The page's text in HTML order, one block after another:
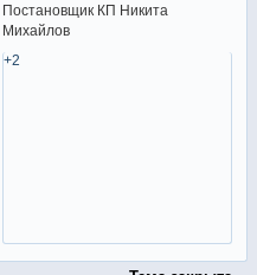
Постановщик КП Никита
Михайлов
+2